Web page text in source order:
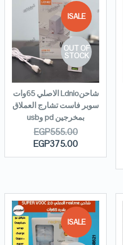
SALE!
OUT OF
STOCK
شاحنLdnio الاصلي 65وات
سوبر فاست تشارج العملاق
بمخرجين pd وusb
EGP555.00
EGP375.00
SALE!